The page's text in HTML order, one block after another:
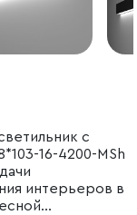
с
16-4200-MSh
интерьеров в